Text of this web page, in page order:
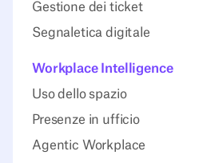
Gestione dei ticket
Segnaletica digitale
Workplace Intelligence
Uso dello spazio
Presenze in ufficio
Agentic Workplace